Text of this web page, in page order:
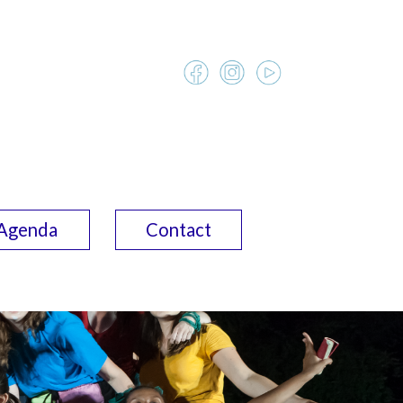
Contact